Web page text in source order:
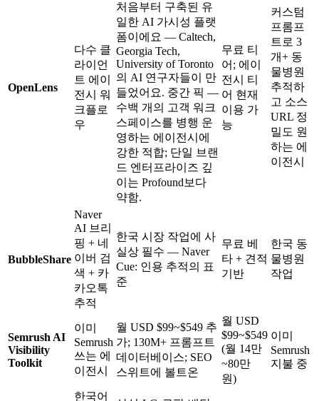
OpenLens
다수 클
라이언
트 에이
전시 워
크플로
우
처음부터 구축된 유
일한 AI 가시성 플랫
폼이에요 — Caltech,
Georgia Tech,
University of Toronto
의 AI 연구자들이 만
들었어요. 중간 픽 —
수백 개의 고객 워크
스페이스를 병행 운
영하는 에이전시에
강한 적합; 단일 브랜
드 엔터프라이즈 깊
이는 Profound보다
약함.
무료 티
어; 에이
전시 티
어 현재
이용 가
능
커스텀
프롬프
트로 3
개+ 동
물병원
추적하
고 소스
URL 정
밀도 원
하는 에
이전시
BubbleShare
Naver
AI 브리
핑 + 네
이버 검
색 + 카
카오톡
추적
한국 시장 작업에 사
실상 필수 — Naver
Cue: 인용 추적의 표
준
무료 베
타 + 견적
기반
한국 동
물병원
작업
Semrush AI
Visibility
Toolkit
이미
Semrush
쓰는 에
이전시
월 USD $99~$549 추
가; 130M+ 프롬프트
데이터베이스; SEO
스위트에 볼트온
월 USD
$99~$549
(월 14만
~80만
원)
이미
Semrush
지불 중
한국어